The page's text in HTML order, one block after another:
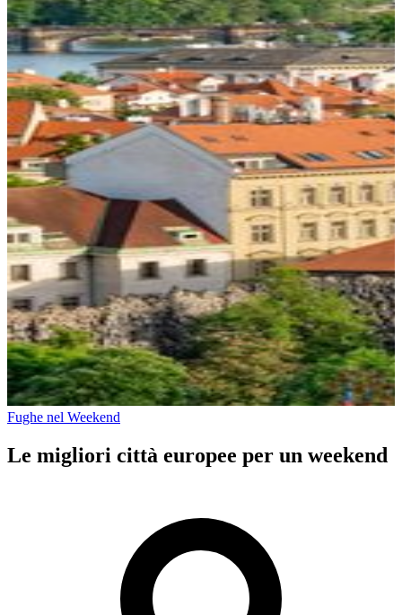
Fughe nel Weekend
Le migliori città europee per un weekend